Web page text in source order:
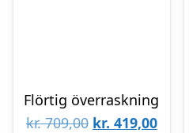
Flörtig överraskning
kr.709,00 Det
kr. 419,00Det